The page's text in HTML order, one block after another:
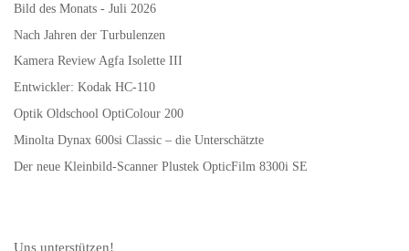
Bild des Monats - Juli 2026
Nach Jahren der Turbulenzen
Kamera Review Agfa Isolette III
Entwickler: Kodak HC-110
Optik Oldschool OptiColour 200
Minolta Dynax 600si Classic – die Unterschätzte
Der neue Kleinbild-Scanner Plustek OpticFilm 8300i SE
Uns unterstützen!